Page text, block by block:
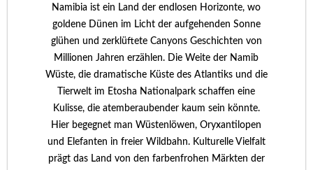
Namibia ist ein Land der endlosen Horizonte, wo
goldene Dünen im Licht der aufgehenden Sonne
glühen und zerklüftete Canyons Geschichten von
Millionen Jahren erzählen. Die Weite der Namib
Wüste, die dramatische Küste des Atlantiks und die
Tierwelt im Etosha Nationalpark schaffen eine
Kulisse, die atemberaubender kaum sein könnte.
Hier begegnet man Wüstenlöwen, Oryxantilopen
und Elefanten in freier Wildbahn. Kulturelle Vielfalt
prägt das Land von den farbenfrohen Märkten der